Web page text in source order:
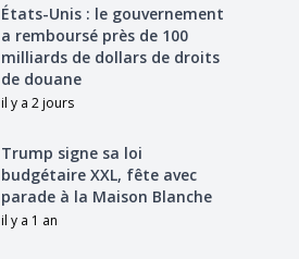
États-Unis : le gouvernement
a remboursé près de 100
milliards de dollars de droits
de douane
il y a 2 jours
Trump signe sa loi
budgétaire XXL, fête avec
parade à la Maison Blanche
il y a 1 an